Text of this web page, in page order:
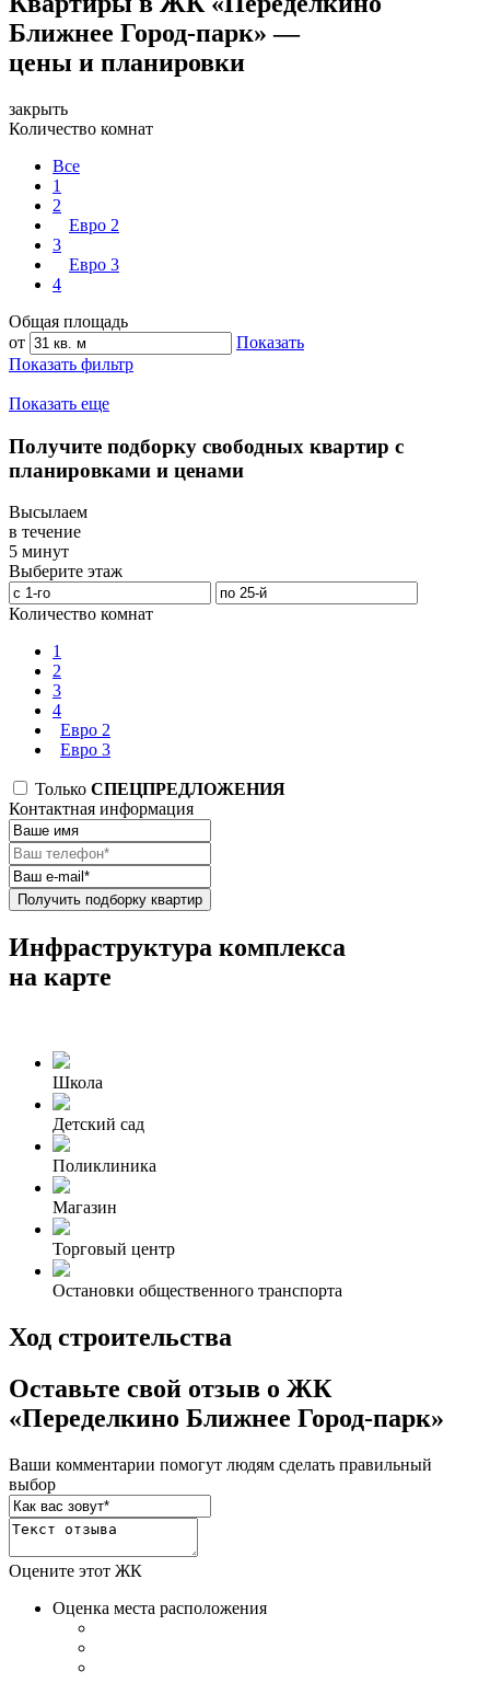
Ближнее Город-парк» —
цены и планировки
закрыть
Количество комнат
Все
1
2
Евро 2
3
Евро 3
4
Общая площадь
от
Показать
Показать фильтр
Показать еще
Получите подборку свободных квартир с
планировками и ценами
Высылаем
в течение
5 минут
Выберите этаж
Количество комнат
1
2
3
4
Евро 2
Евро 3
Только СПЕЦПРЕДЛОЖЕНИЯ
Контактная информация
Получить подборку квартир
Инфраструктура комплекса
на карте
Школа
Детский сад
Поликлиника
Магазин
Торговый центр
Остановки общественного транспорта
Ход строительства
Оставьте свой отзыв о ЖК
«Переделкино Ближнее Город-парк»
Ваши комментарии помогут людям сделать правильный
выбор
Оцените этот ЖК
Оценка места расположения